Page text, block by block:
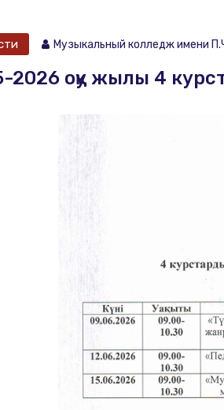
Музыкальный колледж имени
2026 оқу жылы 4
Артист